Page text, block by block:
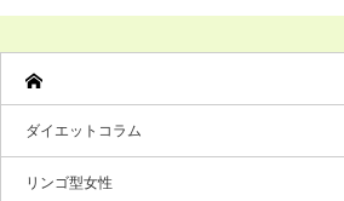
ダイエットコラム
リンゴ型女性